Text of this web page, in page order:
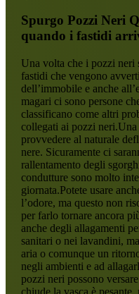
Spurgo Pozzi Neri
quando i fastidi
Una volta che i pozzi
fastidi che vengono
dell’immobile e anche
magari ci sono persone
classificano come altri
collegati ai pozzi neri.Una
provvedere al naturale
nere. Sicuramente ci
rallentamento degli
condutture sono molto
giornata.Potete usare
l’odore, ma questo non
per farlo tornare ancora
anche degli allagamenti
sanitari o nei lavandini,
aria o comunque un
negli ambienti e ad
pozzi neri possono